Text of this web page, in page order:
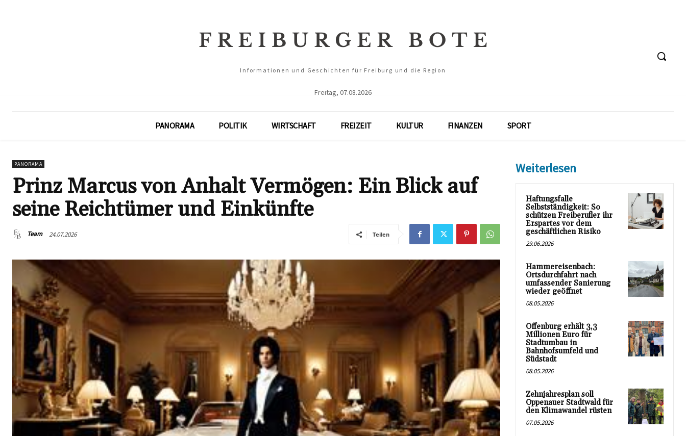
Informationen und Geschichten für Freiburg und die Region
Freitag, 07.08.2026
PANORAMA POLITIK WIRTSCHAFT FREIZEIT KULTUR FINANZEN SPORT
PANORAMA
Prinz Marcus von Anhalt Vermögen: Ein Blick auf
seine Reichtümer und Einkünfte
Team 24.07.2026 Teilen
Weiterlesen
Haftungsfalle
Selbstständigkeit: So
schützen Freiberufler ihr
Erspartes vor dem
geschäftlichen Risiko
29.06.2026
Hammereisenbach:
Ortsdurchfahrt nach
umfassender Sanierung
wieder geöffnet
08.05.2026
Offenburg erhält 3,3
Millionen Euro für
Stadtumbau in
Bahnhofsumfeld und
Südstadt
08.05.2026
Zehnjahresplan soll
Oppenauer Stadtwald für
den Klimawandel rüsten
07.05.2026